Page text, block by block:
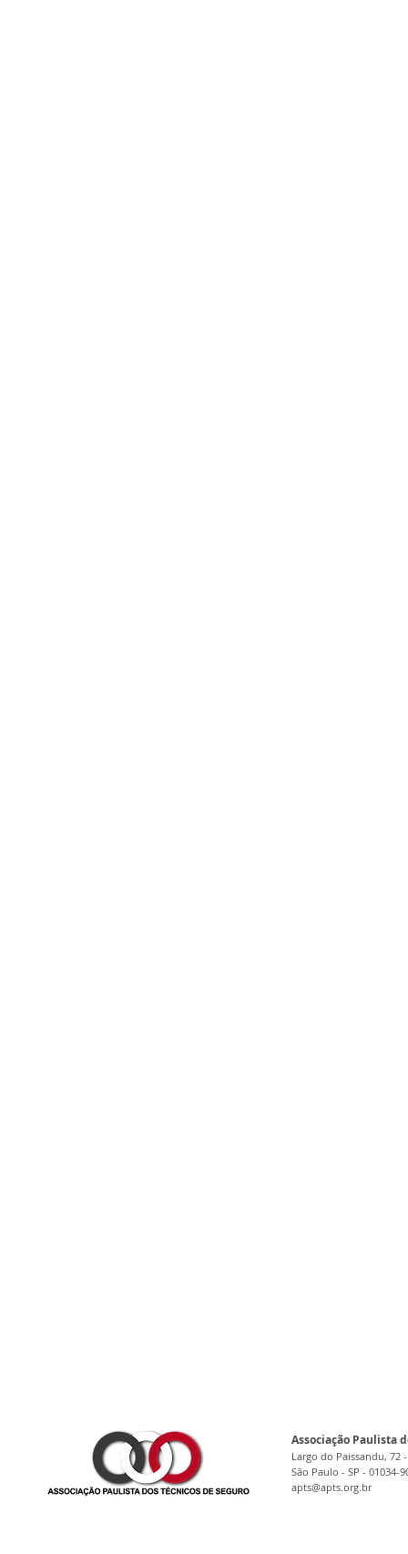
Associação Paulista
Largo do Paissandu, 72
São Paulo - SP - 01034-
apts@apts.org.br